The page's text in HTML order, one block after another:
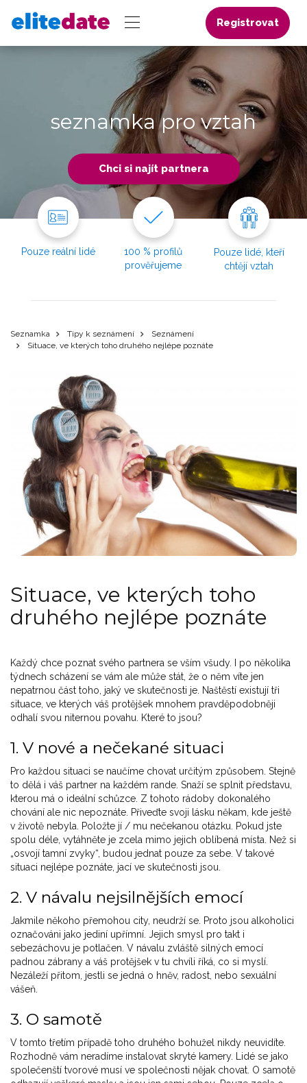
Registrovat
seznamka pro vztah
Chci si najít partnera
Pouze reální lidé
100 % profilů
prověřujeme
Pouze lidé, kteří
chtějí vztah
Seznamka Tipy k seznámení
Seznámení
Situace, ve kterých toho druhého nejlépe poznáte
Situace, ve kterých toho
druhého nejlépe poznáte
Každý chce poznat svého partnera se vším všudy. I po několika
týdnech scházení se vám ale může stát, že o něm víte jen
nepatrnou část toho, jaký ve skutečnosti je. Naštěstí existují tři
situace, ve kterých váš protějšek mnohem pravděpodobněji
odhalí svou niternou povahu. Které to jsou?
1. V nové a nečekané situaci
Pro každou situaci se naučíme chovat určitým způsobem. Stejně
to dělá i váš partner na každém rande. Snaží se splnit představu,
kterou má o ideální schůzce. Z tohoto rádoby dokonalého
chování ale nic nepoznáte. Přiveďte svoji lásku někam, kde ještě
v životě nebyla. Položte jí / mu nečekanou otázku. Pokud jste
spolu déle, vytáhněte je zcela mimo jejich oblíbená místa. Než si
„osvojí tamní zvyky“, budou jednat pouze za sebe. V takové
situaci nejlépe poznáte, jací ve skutečnosti jsou.
2. V návalu nejsilnějších emocí
Jakmile někoho přemohou city, neudrží se. Proto jsou alkoholici
označováni jako jediní upřímní. Jejich smysl pro takt i
sebezáchovu je potlačen. V návalu zvláště silných emocí
padnou zábrany a váš protějšek v tu chvíli říká, co si myslí.
Nezáleží přitom, jestli se jedná o hněv, radost, nebo sexuální
vášeň.
3. O samotě
V tomto třetím případě toho druhého bohužel nikdy neuvidíte.
Rozhodně vám neradíme instalovat skryté kamery. Lidé se jako
společenští tvorové musí ve společnosti nějak chovat. O samotě